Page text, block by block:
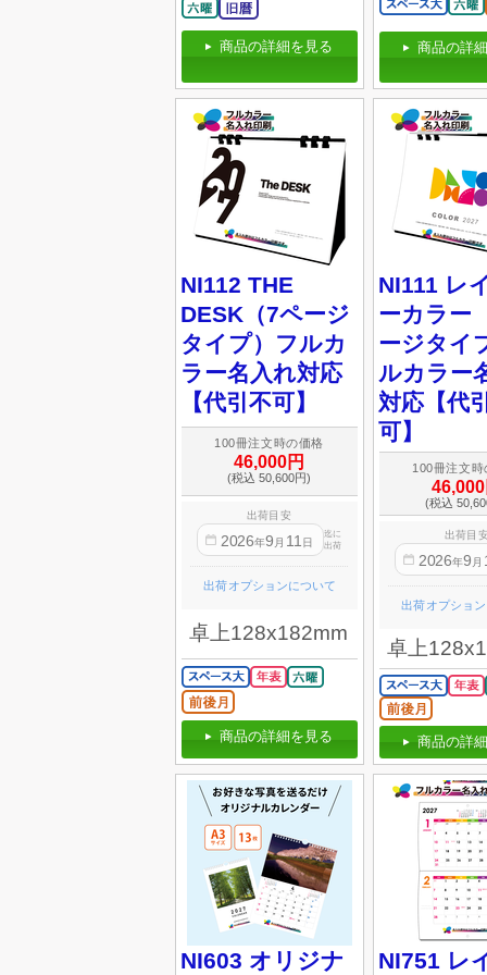
商品の詳細を見る 商品の詳
NI112 THE
DESK（7ページ
タイプ）フルカ
ラー名入れ対応
【代引不可】
100冊注文時の価格
46,000円
(税込 50,600円)
出荷目安
2026年9 月 11 日
迄に
出荷
出荷オプションについて
卓上128x182mm
商品の詳細を見る
NI111 レ
ーカラー
ージタイ
ルカラー
対応【代
可】
100冊注文時
(税込
出荷目
2026年9 月
出荷オプショ
卓上
商品の詳
NI603 オリジナ
NI751 レ